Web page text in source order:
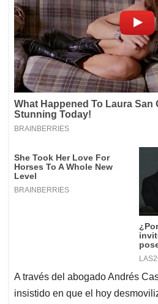
A través del abogado Andrés
insistido en que el hoy